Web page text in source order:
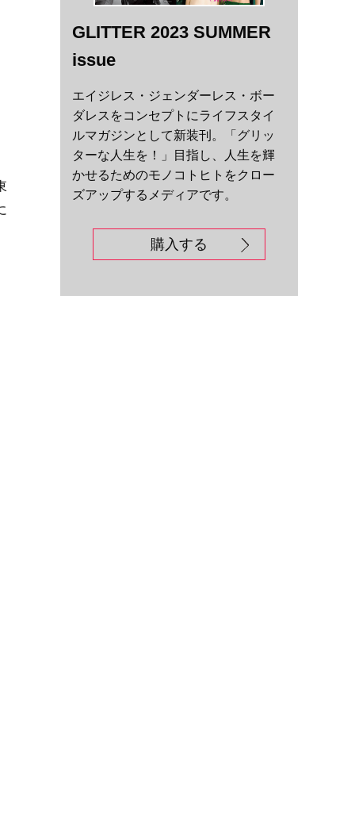
GLITTER 2023 SUMMER
issue
エイジレス・ジェンダーレス・ボー
ダレスをコンセプトにライフスタイ
ルマガジンとして新装刊。「グリッ
ターな人生を！」目指し、人生を輝
かせるためのモノコトヒトをクロー
ズアップするメディアです。
購入する